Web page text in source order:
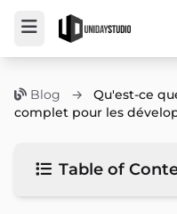
Blog →
Qu'est-ce
complet pour les
Table of